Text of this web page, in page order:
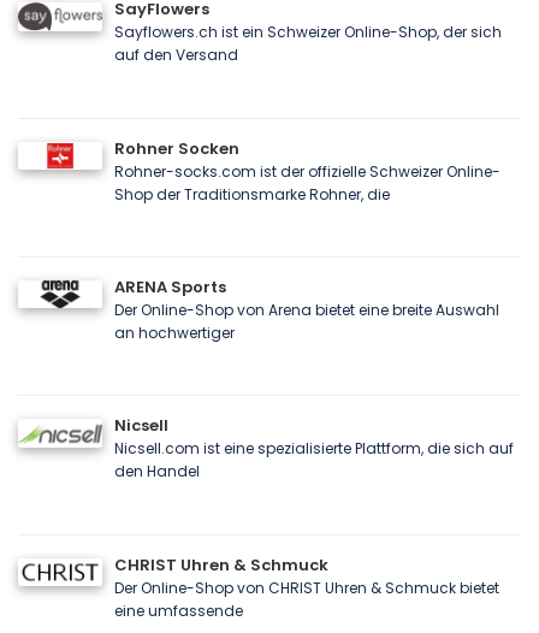
SayFlowers
Sayflowers.ch ist ein Schweizer Online-Shop, der sich
auf den Versand
Rohner Socken
Rohner-socks.com ist der offizielle Schweizer Online-
Shop der Traditionsmarke Rohner, die
ARENA Sports
Der Online-Shop von Arena bietet eine breite Auswahl
an hochwertiger
Nicsell
Nicsell.com ist eine spezialisierte Plattform, die sich auf
den Handel
CHRIST Uhren & Schmuck
Der Online-Shop von CHRIST Uhren & Schmuck bietet
eine umfassende